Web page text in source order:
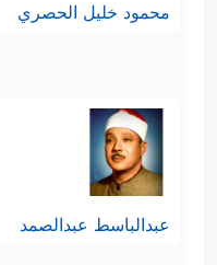
محمود خليل الحصري
عبدالباسط عبدالصمد